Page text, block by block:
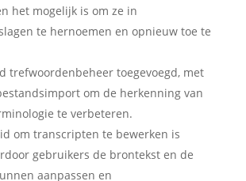
het mogelijk is om ze in
te hernoemen en opnieuw toe te
trefwoordenbeheer toegevoegd, met
om de herkenning van
te verbeteren.
om transcripten te bewerken is
gebruikers de brontekst en de
aanpassen en